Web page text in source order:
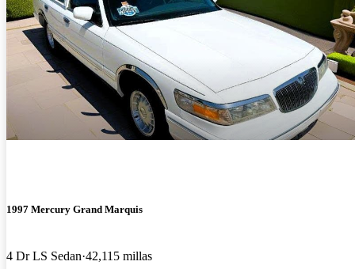
1997 Mercury Grand Marquis
4 Dr LS Sedan 42,115 millas